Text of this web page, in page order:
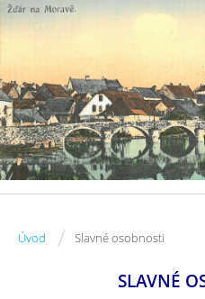
Úvod / Slavné osobnosti
SLAVNÉ